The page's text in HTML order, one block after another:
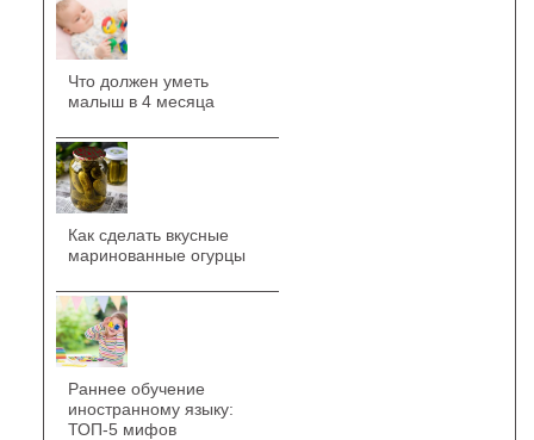
Что должен уметь
малыш в 4 месяца
Как сделать вкусные
маринованные огурцы
Раннее обучение
иностранному языку:
ТОП-5 мифов